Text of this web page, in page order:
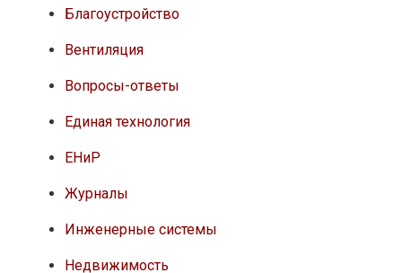
Благоустройство
Вентиляция
Вопросы-ответы
Единая технология
ЕНиР
Журналы
Инженерные системы
Недвижимость